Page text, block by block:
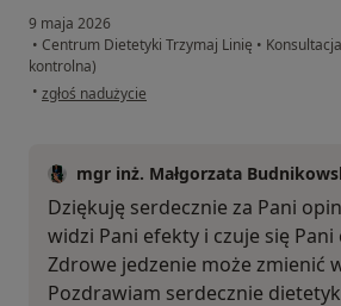
9 maja 2026
• Centrum Dietetyki Trzymaj Linię •
kontrolna)
• w opinii użytkownika Wanda S.
zgłoś nadużycie
mgr inż. Małgorzata
Dziękuję serdecznie za Pani
widzi Pani efekty i czuje się Pani
Zdrowe jedzenie może zmienić
Pozdrawiam serdecznie